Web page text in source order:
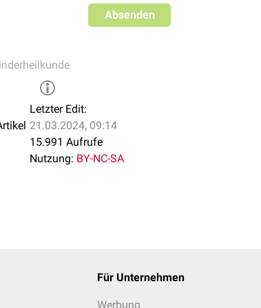
Absenden
Letzter Edit:
21.03.2024, 09:14
15.991 Aufrufe
Nutzung: BY-NC-SA
Für Unternehmen
Werbung